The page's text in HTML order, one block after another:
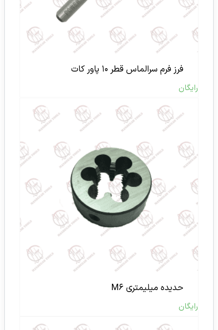
فرز فرم سرالماس قطر ۱۰ پاور کات
رایگان
حدیده میلیمتری M۶
رایگان